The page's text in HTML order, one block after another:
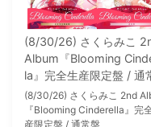
(8/30/26) さくらみこ
Album『Blooming
la』完全生産限定盤 / 通
(8/30/26) さくらみこ 2nd
『Blooming Cinderella』完
産限定盤 / 通常盤